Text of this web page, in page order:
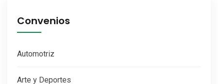
Convenios
Automotriz
Arte y Deportes